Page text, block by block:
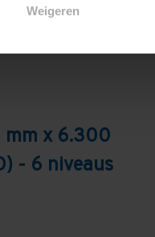
Weigeren
x 6.300
- 6 niveaus